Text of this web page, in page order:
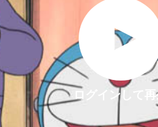
ログインして